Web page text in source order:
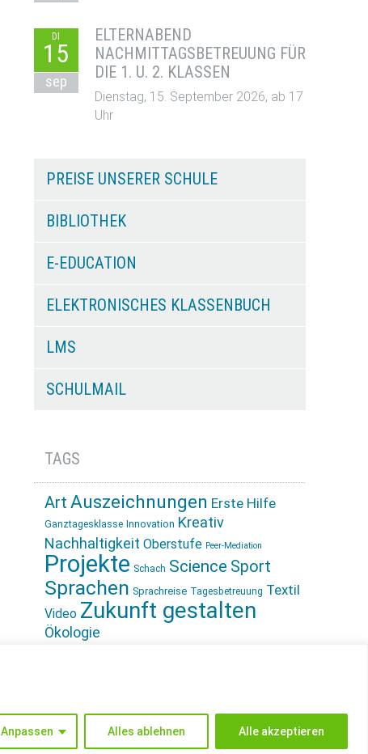
Anpassen Alles ablehnen Alle akzeptieren
DI
15
sep
ELTERNABEND
NACHMITTAGSBETREUUNG FÜR
DIE 1. U. 2. KLASSEN
Dienstag, 15. September 2026, ab 17
Uhr
PREISE UNSERER SCHULE
BIBLIOTHEK
E-EDUCATION
ELEKTRONISCHES KLASSENBUCH
LMS
SCHULMAIL
TAGS
Art Auszeichnungen Erste Hilfe
Ganztagesklasse Innovation Kreativ
Nachhaltigkeit Oberstufe Peer-Mediation
Projekte Schach Science Sport
Sprachen Sprachreise Tagesbetreuung Textil
Video Zukunft gestalten
Ökologie
INSTAGRAM